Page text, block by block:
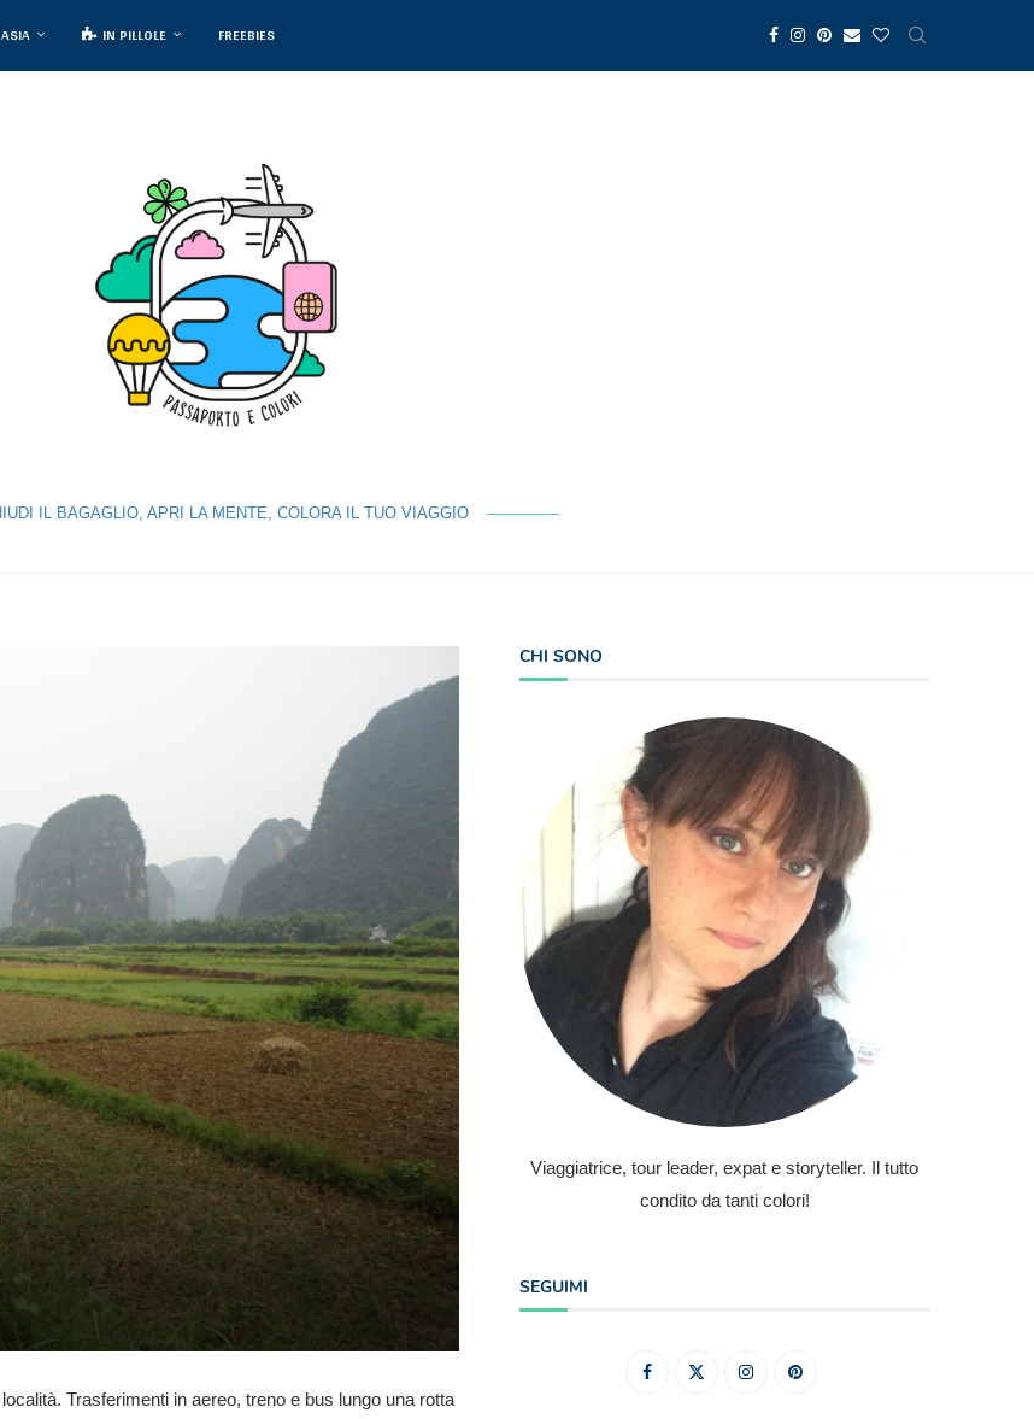
ASIA IN PILLOLE FREEBIES
IL BAGAGLIO, APRI LA MENTE, COLORA IL TUO VIAGGIO
Trasferimenti in aereo, treno e bus lungo una rotta
CHI SONO
Viaggiatrice, tour leader, expat e storyteller. Il tutto
condito da tanti colori!
SEGUIMI